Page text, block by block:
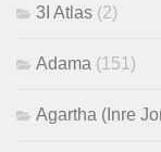
3I Atlas (2)
Adama (151)
Agartha (Inre